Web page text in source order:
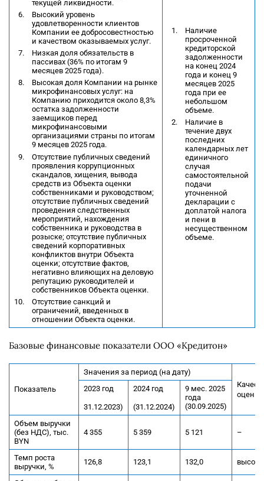
текущей ликвидности.
Высокий уровень
удовлетворенности клиентов
Компании ее добросовестностью
и качеством оказываемых услуг.
Низкая доля обязательств в
пассивах (36% по итогам 9
месяцев 2025 года).
Высокая доля Компании на рынке
микрофинансовых услуг: на
Компанию приходится около 8,3%
остатка задолженности
заемщиков перед
микрофинансовыми
организациями страны по итогам
9 месяцев 2025 года.
Отсутствие публичных сведений
проявления коррупционных
скандалов, хищения, вывода
средств из Объекта оценки
собственниками и руководством;
отсутствие публичных сведений
проведения следственных
мероприятий, нахождения
собственника и руководства в
розыске; отсутствие публичных
сведений корпоративных
конфликтов внутри Объекта
оценки; отсутствие фактов,
негативно влияющих на деловую
репутацию руководителей и
собственников Объекта оценки.
Отсутствие санкций и
ограничений, введенных в
отношении Объекта оценки.
Наличие
просроченной
кредиторской
задолженности
на конец 2024
года и конец 9
месяцев 2025
года при ее
небольшом
объеме.
Наличие в
течение двух
последних
календарных лет
единичного
случая
самостоятельной
подачи
уточненной
декларации с
доплатой налога
и пени в
несущественном
объеме.
Базовые финансовые показатели ООО «Кредитон»
Показатель
Значения за период (на дату)
оценка
2023 год
31.12.2023)
2024 год
(31.12.2024)
9 мес. 2025
года
(30.09.2025)
Объем выручки
(без НДС), тыс.
BYN
4 355 5 359 5 121 –
Темп роста
выручки, %
126,8 123,1 132,0